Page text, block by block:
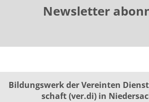
Newsletter
Bildungswerk der Vereinten
schaft (ver.di) in